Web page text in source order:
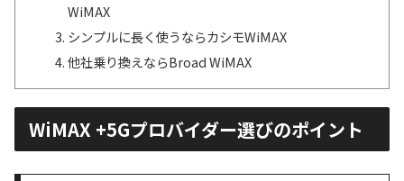
WiMAX
シンプルに長く使うならカシモWiMAX
他社乗り換えならBroad WiMAX
WiMAX +5Gプロバイダー選びのポイント